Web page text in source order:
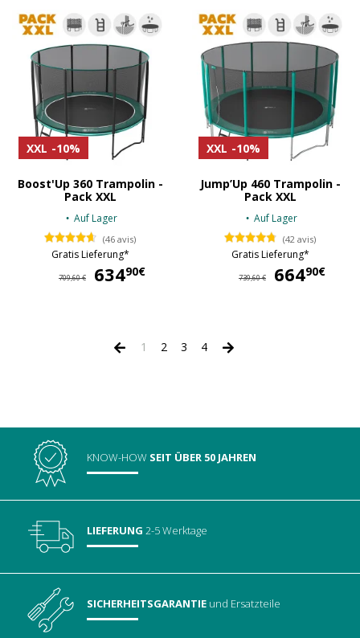
XXL -10%
Boost'Up 360 Trampolin -
Pack XXL
Auf Lager
(46 avis)
Gratis Lieferung*
709,60 € 63490€
XXL -10%
Jump’Up 460 Trampolin -
Pack XXL
Auf Lager
(42 avis)
Gratis Lieferung*
739,60 € 66490€
1 2 3 4
KNOW-HOW SEIT ÜBER 50 JAHREN
LIEFERUNG 2-5 Werktage
SICHERHEITSGARANTIE und Ersatzteile